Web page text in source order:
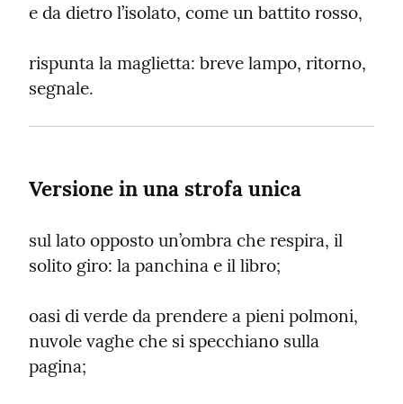
e da dietro l’isolato, come un battito rosso,
rispunta la maglietta: breve lampo, ritorno,
segnale.
Versione in una strofa unica
sul lato opposto un’ombra che respira, il
solito giro: la panchina e il libro;
oasi di verde da prendere a pieni polmoni,
nuvole vaghe che si specchiano sulla
pagina;